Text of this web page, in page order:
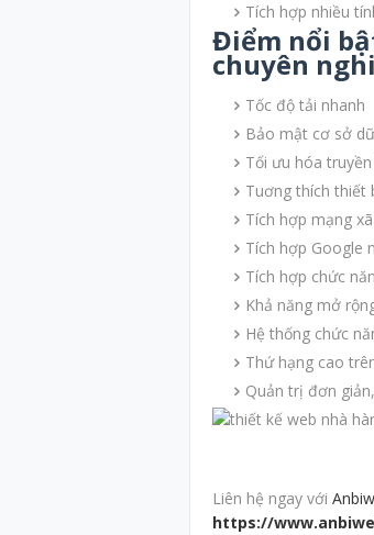
Tích hợp nhiều
Điểm nổi
chuyên
Tốc độ tải nhanh
Bảo mật cơ sở
Tối ưu hóa
Tuơng thích thiết
Tích hợp mạng
Tích hợp Google
Tích hợp chức
Khả năng mở
Hệ thống chức
Thứ hạng cao
Quản trị đơn
Liên hệ ngay với
https://